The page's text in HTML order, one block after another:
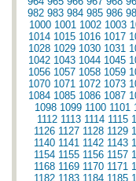
982 983 984 985 986
1000 1001 1002 1003
1014 1015 1016 1017
1028 1029 1030 1031
1042 1043 1044 1045
1056 1057 1058 1059
1070 1071 1072 1073
1084 1085 1086 1087
1098 1099 1100 1101
1112 1113 1114 1115
1126 1127 1128 1129
1140 1141 1142 1143
1154 1155 1156 1157
1168 1169 1170 1171
1182 1183 1184 1185